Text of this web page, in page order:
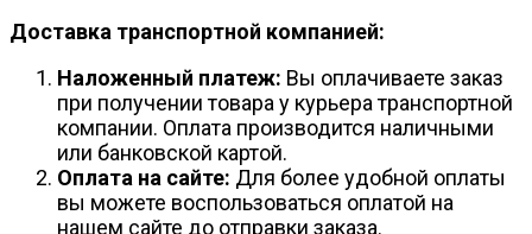
Доставка транспортной компанией:
Наложенный платеж: Вы оплачиваете заказ
при получении товара у курьера транспортной
компании. Оплата производится наличными
или банковской картой.
Оплата на сайте: Для более удобной оплаты
вы можете воспользоваться оплатой на
нашем сайте до отправки заказа.